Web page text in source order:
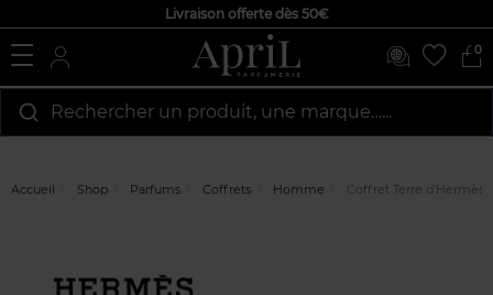
Livraison offerte dès 50€
0
Rechercher un produit, une marque…...
Accueil Shop Parfums Coffrets Homme Coffret Terre d’Hermès,